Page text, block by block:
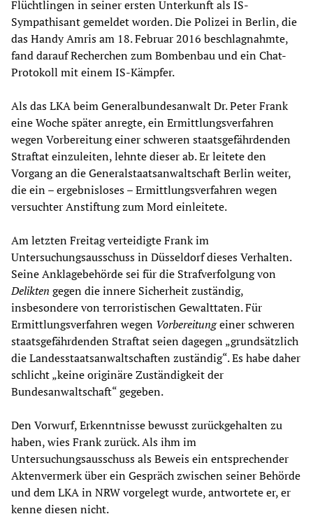
Flüchtlingen in seiner ersten Unterkunft als IS-
Sympathisant gemeldet worden. Die Polizei in Berlin, die
das Handy Amris am 18. Februar 2016 beschlagnahmte,
fand darauf Recherchen zum Bombenbau und ein Chat-
Protokoll mit einem IS-Kämpfer.
Als das LKA beim Generalbundesanwalt Dr. Peter Frank
eine Woche später anregte, ein Ermittlungsverfahren
wegen Vorbereitung einer schweren staatsgefährdenden
Straftat einzuleiten, lehnte dieser ab. Er leitete den
Vorgang an die Generalstaatsanwaltschaft Berlin weiter,
die ein – ergebnisloses – Ermittlungsverfahren wegen
versuchter Anstiftung zum Mord einleitete.
Am letzten Freitag verteidigte Frank im
Untersuchungsausschuss in Düsseldorf dieses Verhalten.
Seine Anklagebehörde sei für die Strafverfolgung von
Delikten gegen die innere Sicherheit zuständig,
insbesondere von terroristischen Gewalttaten. Für
Ermittlungsverfahren wegen Vorbereitungeiner schweren
staatsgefährdenden Straftat seien dagegen „grundsätzlich
die Landesstaatsanwaltschaften zuständig“. Es habe daher
schlicht „keine originäre Zuständigkeit der
Bundesanwaltschaft“ gegeben.
Den Vorwurf, Erkenntnisse bewusst zurückgehalten zu
haben, wies Frank zurück. Als ihm im
Untersuchungsausschuss als Beweis ein entsprechender
Aktenvermerk über ein Gespräch zwischen seiner Behörde
und dem LKA in NRW vorgelegt wurde, antwortete er, er
kenne diesen nicht.